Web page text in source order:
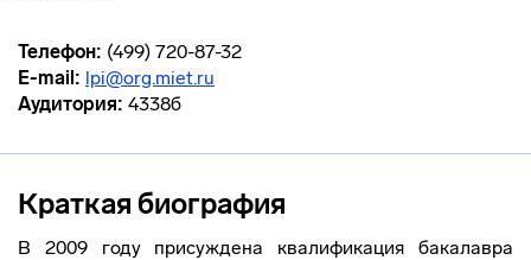
Телефон: (499) 720-87-32
E-mail: lpi@org.miet.ru
Аудитория: 4338б
Краткая биография
В 2009 году присуждена квалификация бакалавра